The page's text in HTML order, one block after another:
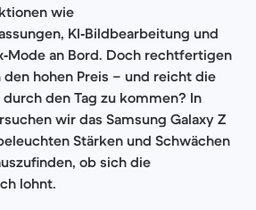
wie
KI‑Bildbearbeitung und
an Bord. Doch rechtfertigen
hohen Preis – und reicht die
den Tag zu kommen? In
wir das Samsung Galaxy Z
Stärken und Schwächen
ob sich die
lohnt.